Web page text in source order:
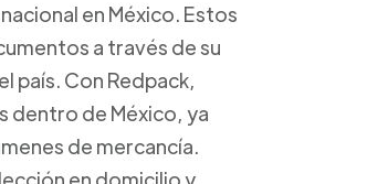
en México. Estos
a través de su
país. Con Redpack,
dentro de México, ya
de mercancía.